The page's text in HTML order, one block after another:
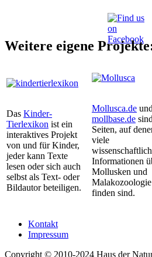
Weitere eigene
Das Kinder-
Tierlexikon ist ein
interaktives Projekt
von und für Kinder,
jeder kann Texte
lesen oder sich auch
selbst als Text- oder
Bildautor beteiligen.
Mollusca.de und
mollbase.de sind
Seiten, auf
viele
Informationen
Mollusken und
finden sind.
Kontakt
Impressum
Copyright © 2010-2024 Haus der